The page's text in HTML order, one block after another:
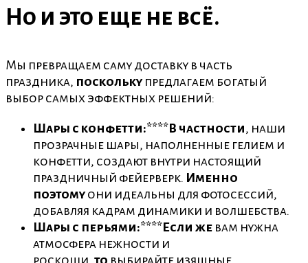
Но и это еще не всё.
Мы превращаем саму доставку в часть
праздника, посколькупредлагаем богатый
выбор самых эффектных решений:
Шары с конфетти:****В частности, наши
прозрачные шары, наполненные гелием и
конфетти, создают внутри настоящий
праздничный фейерверк. Именно
поэтомуони идеальны для фотосессий,
добавляя кадрам динамики и волшебства.
Шары с перьями:****Если же вам нужна
атмосфера нежности и
роскоши, то выбирайте изящные